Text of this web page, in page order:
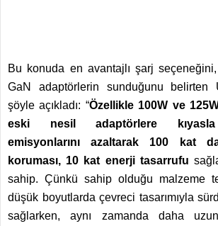
Bu konuda en avantajlı şarj
GaN adaptörlerin sunduğunu belirten
şöyle açıkladı: “Özellikle 100W ve
eski nesil adaptörlere kıyasla
emisyonlarını azaltarak 100 kat
koruması, 10 kat enerji tasarrufu
sahip. Çünkü sahip olduğu malzeme
düşük boyutlarda çevreci tasarımıyla
sağlarken, aynı zamanda daha